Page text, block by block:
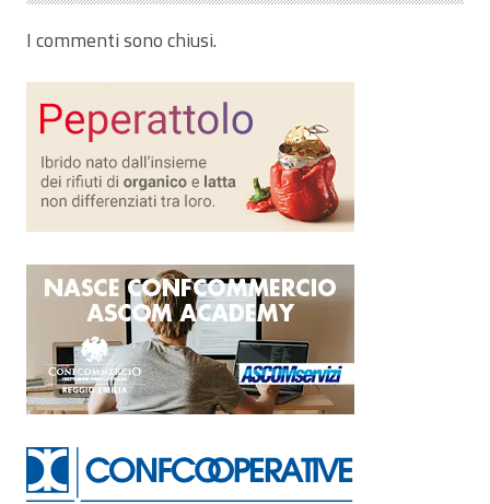
I commenti sono chiusi.